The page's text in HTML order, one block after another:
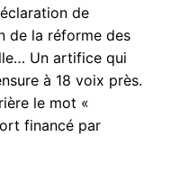
de
de la réforme des
Un artifice qui
à 18 voix près.
le mot «
financé par